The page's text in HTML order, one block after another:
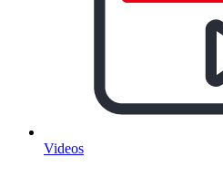
Videos